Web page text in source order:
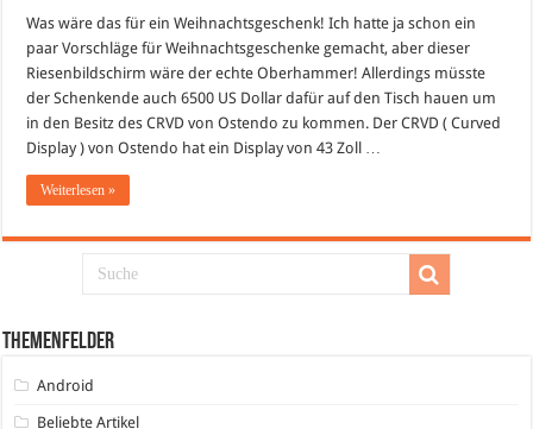
Riesenbildschirm
–
Ein
Panorama-
Display
Was wäre das für ein Weihnachtsgeschenk! Ich hatte ja schon ein
paar Vorschläge für Weihnachtsgeschenke gemacht, aber dieser
Riesenbildschirm wäre der echte Oberhammer! Allerdings müsste
der Schenkende auch 6500 US Dollar dafür auf den Tisch hauen um
in den Besitz des CRVD von Ostendo zu kommen. Der CRVD ( Curved
Display ) von Ostendo hat ein Display von 43 Zoll …
Weiterlesen »
Themenfelder
Android
Beliebte Artikel